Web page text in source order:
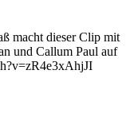
macht dieser Clip mit
und Callum Paul auf